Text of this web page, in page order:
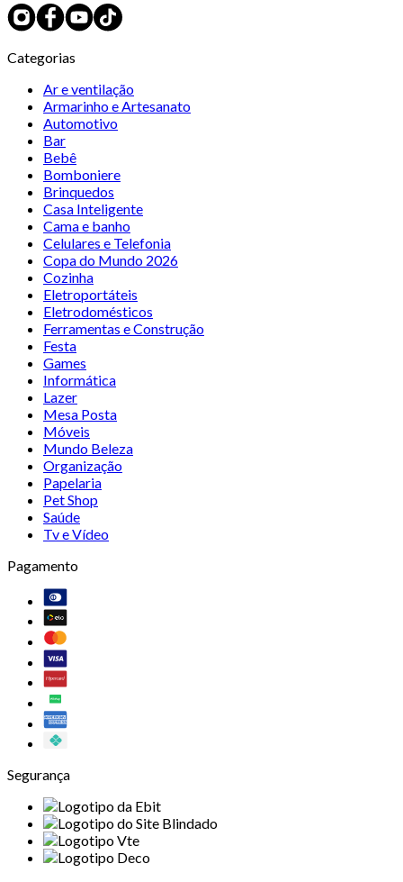
Categorias
Ar e ventilação
Armarinho e Artesanato
Automotivo
Bar
Bebê
Bomboniere
Brinquedos
Casa Inteligente
Cama e banho
Celulares e Telefonia
Copa do Mundo 2026
Cozinha
Eletroportáteis
Eletrodomésticos
Ferramentas e Construção
Festa
Games
Informática
Lazer
Mesa Posta
Móveis
Mundo Beleza
Organização
Papelaria
Pet Shop
Saúde
Tv e Vídeo
Pagamento
Segurança